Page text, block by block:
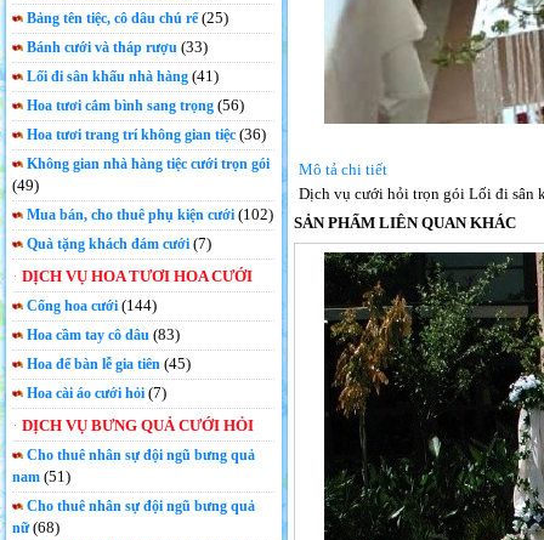
Bảng tên tiệc, cô dâu chú rể(25)
Bánh cưới và tháp rượu (33)
Lối đi sân khấu nhà hàng (41)
Hoa tươi cắm bình sang trọng (56)
Hoa tươi trang trí không gian tiệc (36)
Không gian nhà hàng tiệc cưới trọn gói
(49)
Mua bán, cho thuê phụ kiện cưới (102)
Quà tặng khách đám cưới (7)
DỊCH VỤ HOA TƯƠI HOA CƯỚI
Cổng hoa cưới (144)
Hoa cầm tay cô dâu(83)
Hoa để bàn lễ gia tiên (45)
Hoa cài áo cưới hỏi (7)
DỊCH VỤ BƯNG QUẢ CƯỚI HỎI
Cho thuê nhân sự đội ngũ bưng quả
nam (51)
Cho thuê nhân sự đội ngũ bưng quả
nữ(68)
Mô tả chi tiết
Dịch vụ cưới hỏi trọn gói Lối đi sân
SẢN PHẨM LIÊN QUAN KHÁC